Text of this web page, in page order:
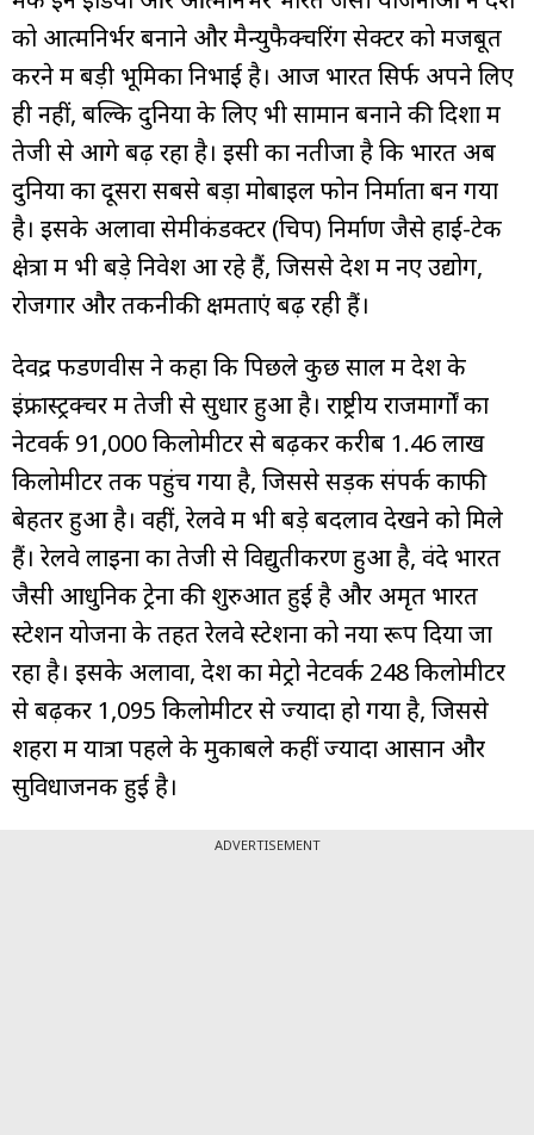
को आत्मनिर्भर बनाने और मैन्युफैक्चरिंग सेक्टर को मजबूत
करने में बड़ी भूमिका निभाई है। आज भारत सिर्फ अपने लिए
ही नहीं, बल्कि दुनिया के लिए भी सामान बनाने की दिशा में
तेजी से आगे बढ़ रहा है। इसी का नतीजा है कि भारत अब
दुनिया का दूसरा सबसे बड़ा मोबाइल फोन निर्माता बन गया
है। इसके अलावा सेमीकंडक्टर (चिप) निर्माण जैसे हाई-टेक
क्षेत्रों में भी बड़े निवेश आ रहे हैं, जिससे देश में नए उद्योग,
रोजगार और तकनीकी क्षमताएं बढ़ रही हैं।
देवेंद्र फडणवीस ने कहा कि पिछले कुछ साल में देश के
इंफ्रास्ट्रक्चर में तेजी से सुधार हुआ है। राष्ट्रीय राजमार्गों का
नेटवर्क 91,000 किलोमीटर से बढ़कर करीब 1.46 लाख
किलोमीटर तक पहुंच गया है, जिससे सड़क संपर्क काफी
बेहतर हुआ है। वहीं, रेलवे में भी बड़े बदलाव देखने को मिले
हैं। रेलवे लाइनों का तेजी से विद्युतीकरण हुआ है, वंदे भारत
जैसी आधुनिक ट्रेनों की शुरुआत हुई है और अमृत भारत
स्टेशन योजना के तहत रेलवे स्टेशनों को नया रूप दिया जा
रहा है। इसके अलावा, देश का मेट्रो नेटवर्क 248 किलोमीटर
से बढ़कर 1,095 किलोमीटर से ज्यादा हो गया है, जिससे
शहरों में यात्रा पहले के मुकाबले कहीं ज्यादा आसान और
सुविधाजनक हुई है।
ADVERTISEMENT